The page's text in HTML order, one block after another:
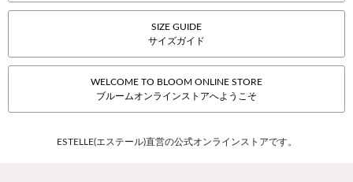
SIZE GUIDE
サイズガイド
WELCOME TO BLOOM ONLINE STORE
ブルームオンラインストアへようこそ
ESTELLE(エステール)直営の公式オンラインストアです。